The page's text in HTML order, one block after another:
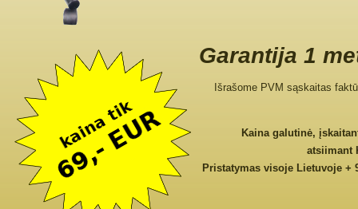
Garantija 1
Išrašome PVM sąskaitas
Kaina galutinė,
atsiimant
Pristatymas visoje Lietuvoje +